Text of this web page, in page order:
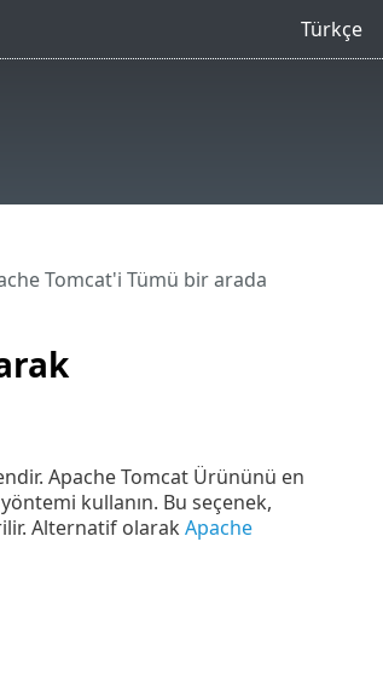
Türkçe
Tomcat'i Tümü bir arada
Apache Tomcat Ürününü en
kullanın. Bu seçenek,
Alternatif olarak Apache